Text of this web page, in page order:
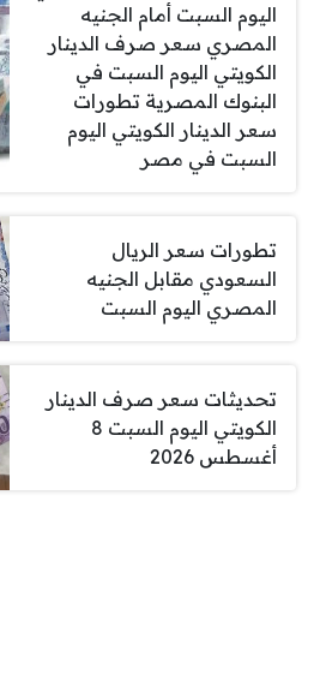
اليوم السبت أمام الجنيه
المصري سعر صرف الدينار
الكويتي اليوم السبت في
البنوك المصرية تطورات
سعر الدينار الكويتي اليوم
السبت في مصر
تطورات سعر الريال
السعودي مقابل الجنيه
المصري اليوم السبت
تحديثات سعر صرف الدينار
الكويتي اليوم السبت 8
أغسطس 2026